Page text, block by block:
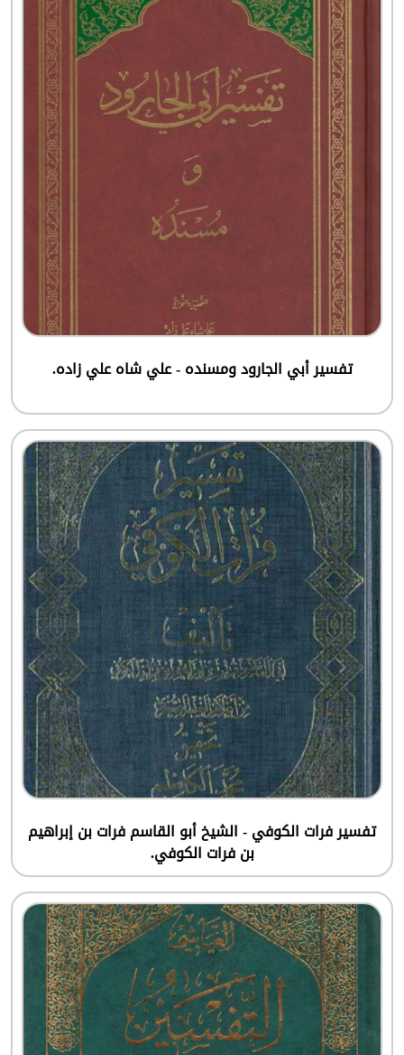
تفسير أبي الجارود ومسنده - علي شاه علي زاده.
تفسير فرات الكوفي - الشيخ أبو القاسم فرات بن إبراهيم
بن فرات الكوفي.